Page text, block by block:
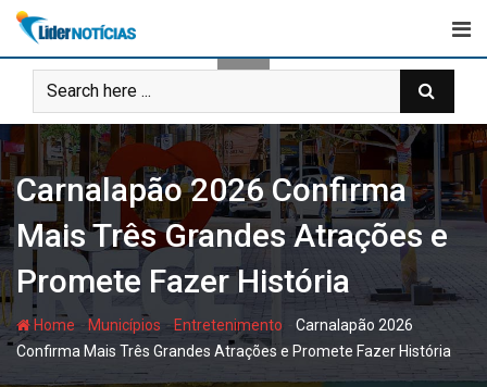
Skip
content
Carnalapão 2026 Confirma
Mais Três Grandes Atrações e
Promete Fazer História
Home - Municípios - Entretenimento
Carnalapão 2026
Confirma Mais Três Grandes Atrações e Promete Fazer História